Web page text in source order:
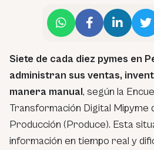
Siete de cada diez pymes en
administran sus ventas,
manera manual, según la
Transformación Digital Mipyme
Producción (Produce). Esta
información en tiempo real y